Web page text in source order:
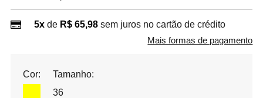
5xde R$ 65,98 sem juros no cartão de crédito
Mais formas de pagamento
Cor:
Tamanho:
36